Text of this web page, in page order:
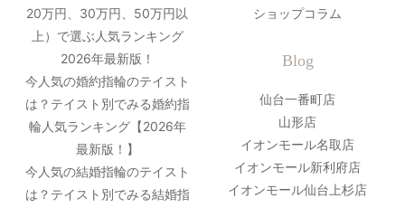
20万円、30万円、50万円以
上）で選ぶ人気ランキング
2026年最新版！
今人気の婚約指輪のテイスト
は？テイスト別でみる婚約指
輪人気ランキング【2026年
最新版！】
今人気の結婚指輪のテイスト
は？テイスト別でみる結婚指
ショップコラム
Blog
仙台一番町店
山形店
イオンモール名取店
イオンモール新利府店
イオンモール仙台上杉店